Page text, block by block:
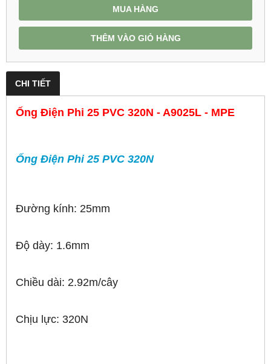
MUA HÀNG
THÊM VÀO GIỎ HÀNG
CHI TIẾT
Ống Điện Phi 25 PVC 320N - A9025L - MPE
Ống Điện Phi 25 PVC 320N
Đường kính: 25mm
Độ dày: 1.6mm
Chiều dài: 2.92m/cây
Chịu lực: 320N